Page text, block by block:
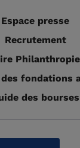
Espace presse
Recrutement
fondations
des bourses